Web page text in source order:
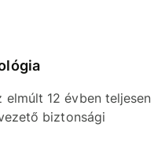
12 évben teljesen
biztonsági